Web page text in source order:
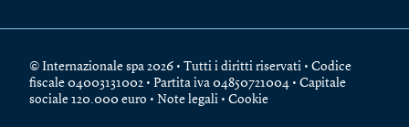
© Internazionale spa 2026 • Tutti i diritti riservati • Codice
fiscale 04003131002 • Partita iva 04850721004 • Capitale
sociale 120.000 euro • Note legali • Cookie